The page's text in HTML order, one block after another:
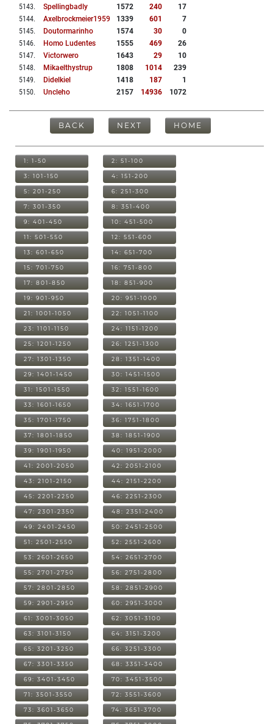
5143. Spellingbadly 1572 240
17
5144. Axelbrockmeier1959 1339 601
7
5145. Doutormarinho 1574 30
0
5146. Homo Ludentes 1555 469
26
5147. Victorwero 1643 29
10
5148. Mikaelthystrup 1808 1014
239
5149. Didelkiel 1418 187
1
5150. Uncleho 2157 14936 1072
BACK NEXT HOME
1: 1-50 2: 51-100
3: 101-150 4: 151-200
5: 201-250 6: 251-300
7: 301-350 8: 351-400
9: 401-450 10: 451-500
11: 501-550 12: 551-600
13: 601-650 14: 651-700
15: 701-750 16: 751-800
17: 801-850 18: 851-900
19: 901-950 20: 951-1000
21: 1001-1050 22: 1051-1100
23: 1101-1150 24: 1151-1200
25: 1201-1250 26: 1251-1300
27: 1301-1350 28: 1351-1400
29: 1401-1450 30: 1451-1500
31: 1501-1550 32: 1551-1600
33: 1601-1650 34: 1651-1700
35: 1701-1750 36: 1751-1800
37: 1801-1850 38: 1851-1900
39: 1901-1950 40: 1951-2000
41: 2001-2050 42: 2051-2100
43: 2101-2150 44: 2151-2200
45: 2201-2250 46: 2251-2300
47: 2301-2350 48: 2351-2400
49: 2401-2450 50: 2451-2500
51: 2501-2550 52: 2551-2600
53: 2601-2650 54: 2651-2700
55: 2701-2750 56: 2751-2800
57: 2801-2850 58: 2851-2900
59: 2901-2950 60: 2951-3000
61: 3001-3050 62: 3051-3100
63: 3101-3150 64: 3151-3200
65: 3201-3250 66: 3251-3300
67: 3301-3350 68: 3351-3400
69: 3401-3450 70: 3451-3500
71: 3501-3550 72: 3551-3600
73: 3601-3650 74: 3651-3700